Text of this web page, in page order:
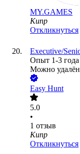
MY.GAMES
Кипр
Откликнуться
Executive/
Опыт 1-3 года
Можно
Easy Hunt
5.0
•
1 отзыв
Кипр
Откликнуться